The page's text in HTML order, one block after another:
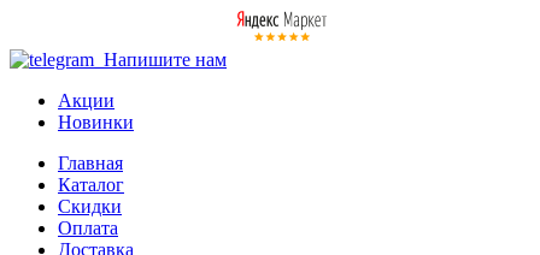
Напишите нам
Акции
Новинки
Главная
Каталог
Скидки
Оплата
Доставка